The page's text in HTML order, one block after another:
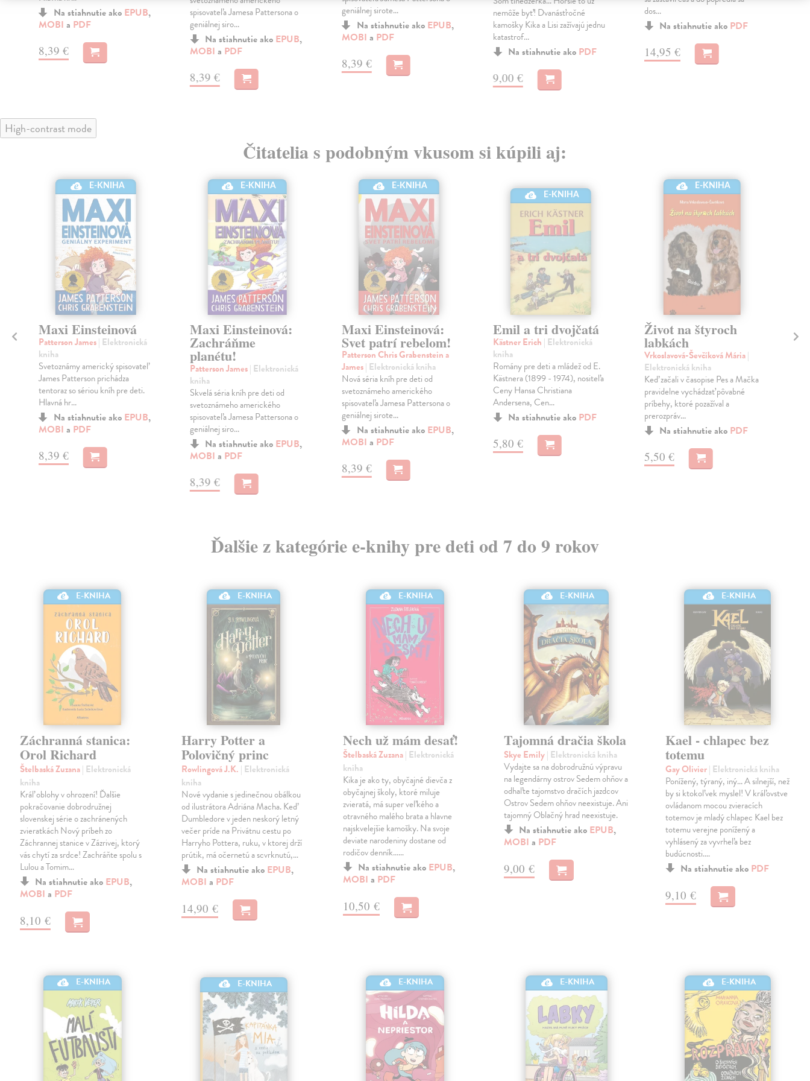
Na stiahnutie ako EPUB,
MOBI a PDF
8,39 €
spisovateľa Jamesa Pattersona o
geniálnej siro...
Na stiahnutie ako EPUB,
MOBI a PDF
8,39 €
geniálnej sirote...
Na stiahnutie ako EPUB,
MOBI a PDF
8,39 €
nemôže byť! Dvanásťročné
kamošky Kika a Lisi zažívajú jednu
katastrof...
Na stiahnutie ako PDF
9,00 €
dos...
Na stiahnutie ako PDF
14,95 €
High-contrast mode
Čitatelia s podobným vkusom si kúpili aj:
E-KNIHA
Maxi Einsteinová
Patterson James| Elektronická
kniha
Svetoznámy americký spisovateľ
James Patterson prichádza
tentoraz so sériou kníh pre deti.
Hlavná hr...
Na stiahnutie ako EPUB,
MOBI a PDF
8,39 €
E-KNIHA
Maxi Einsteinová:
Zachráňme
planétu!
Patterson James| Elektronická
kniha
Skvelá séria kníh pre deti od
svetoznámeho amerického
spisovateľa Jamesa Pattersona o
geniálnej siro...
Na stiahnutie ako EPUB,
MOBI a PDF
8,39 €
E-KNIHA
Maxi Einsteinová:
Svet patrí rebelom!
Patterson Chris Grabenstein a
James| Elektronická kniha
Nová séria kníh pre deti od
svetoznámeho amerického
spisovateľa Jamesa Pattersona o
geniálnej sirote...
Na stiahnutie ako EPUB,
MOBI a PDF
8,39 €
E-KNIHA
Emil a tri dvojčatá
Kästner Erich | Elektronická
kniha
Romány pre deti a mládež od E.
Kästnera (1899 - 1974), nositeľa
Ceny Hansa Christiana
Andersena, Cen...
Na stiahnutie ako PDF
5,80 €
E-KNIHA
Život na štyroch
labkách
Vrkoslavová-Ševčíková Mária|
Elektronická kniha
Keď začali v časopise Pes a Mačka
pravidelne vychádzať pôvabné
príbehy, ktoré pozažíval a
prerozpráv...
Na stiahnutie ako PDF
5,50 €
Ďalšie z kategórie e-knihy pre deti od 7 do 9 rokov
E-KNIHA
Záchranná stanica:
Orol Richard
Štelbaská Zuzana| Elektronická
kniha
Kráľ oblohy v ohrození! Ďalšie
pokračovanie dobrodružnej
slovenskej série o zachránených
zvieratkách Nový príbeh zo
Záchrannej stanice v Zázrivej, ktorý
vás chytí za srdce! Zachráňte spolu s
Lulou a Tomim…
Na stiahnutie ako EPUB,
MOBI a PDF
8,10 €
E-KNIHA
Harry Potter a
Polovičný princ
Rowlingová J.K. | Elektronická
kniha
Nové vydanie s jedinečnou obálkou
od ilustrátora Adriána Macha. Keď
Dumbledore v jeden neskorý letný
večer príde na Privátnu cestu po
Harryho Pottera, ruku, v ktorej drží
prútik, má očernetú a scvrknutú,…
Na stiahnutie ako EPUB,
MOBI a PDF
14,90 €
E-KNIHA
Nech už mám desať!
Štelbaská Zuzana| Elektronická
kniha
Kika je ako ty, obyčajné dievča z
obyčajnej školy, ktoré miluje
zvieratá, má super veľkého a
otravného malého brata a hlavne
najskvelejšie kamošky. Na svoje
deviate narodeniny dostane od
rodičov denník...…
Na stiahnutie ako EPUB,
MOBI a PDF
10,50 €
E-KNIHA
Tajomná dračia škola
Skye Emily| Elektronická kniha
Vydajte sa na dobrodružnú výpravu
na legendárny ostrov Sedem ohňov a
odhaľte tajomstvo dračích jazdcov
Ostrov Sedem ohňov neexistuje. Ani
tajomný Oblačný hrad neexistuje.
Na stiahnutie ako EPUB,
MOBI a PDF
9,00 €
E-KNIHA
Kael - chlapec bez
totemu
Gay Olivier| Elektronická kniha
Ponížený, týraný, iný... A silnejší, než
by si ktokoľvek myslel! V kráľovstve
ovládanom mocou zvieracích
totemov je mladý chlapec Kael bez
totemu verejne ponížený a
vyhlásený za vyvrheľa bez
budúcnosti.…
Na stiahnutie ako PDF
9,10 €
E-KNIHA E-KNIHA E-KNIHA E-KNIHA E-KNIHA